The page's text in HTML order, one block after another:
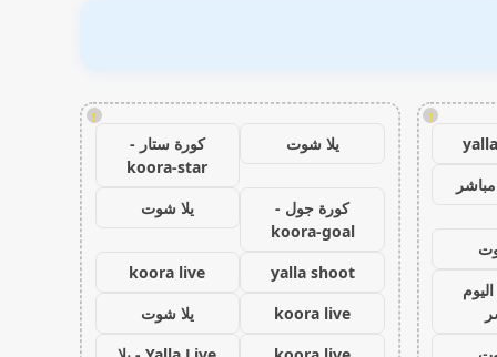
!
!
يلا شوت
كورة ستار -
koora-star
كورة جول -
koora-goal
يلا شوت
yalla shoot
koora live
koora live
يلا شوت